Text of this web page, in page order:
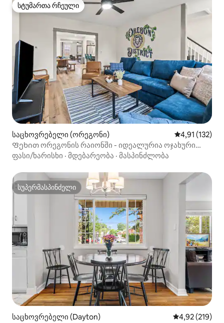
სტუმართა რჩეული
სტუმართა რჩეული
საცხოვრებელი (ორეგონი) საშუალო
4,91 (132)
Ფეხით ორეგონის რაიონში - იდეალურია ოჯახური
ჯგუფებისთვის
ფასი/ხარისხი · მდებარეობა · მასპინძლობა
სუპერმასპინძელი
სუპერმასპინძელი
საცხოვრებელი (Dayton) საშუალო
4,92 (219)